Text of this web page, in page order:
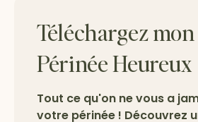
Téléchargez
Périnée Heureux
Tout ce qu'on ne vous a
votre périnée ! Découvrez